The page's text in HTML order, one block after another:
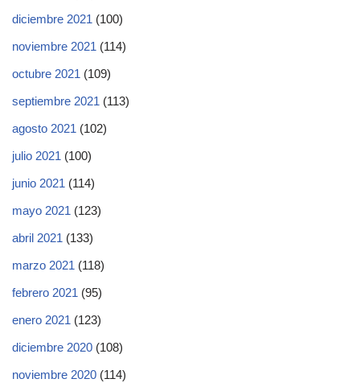
diciembre 2021 (100)
noviembre 2021 (114)
octubre 2021 (109)
septiembre 2021 (113)
agosto 2021 (102)
julio 2021 (100)
junio 2021 (114)
mayo 2021 (123)
abril 2021 (133)
marzo 2021 (118)
febrero 2021 (95)
enero 2021 (123)
diciembre 2020 (108)
noviembre 2020 (114)